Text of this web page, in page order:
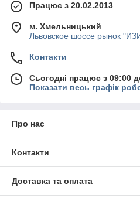
Працює з 20.02.2013
м. Хмельницький
Львовское шоссе рынок
Контакти
Сьогодні працює з 09:00
Показати весь графік
Про нас
Контакти
Доставка та оплата